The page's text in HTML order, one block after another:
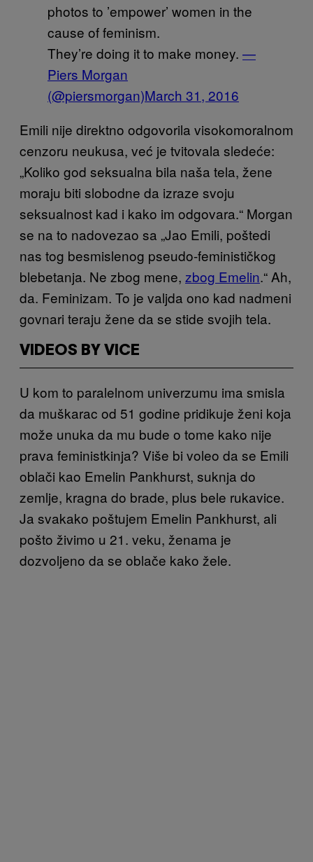
photos to ’empower’ women in the
cause of feminism.
They’re doing it to make money. —
Piers Morgan
(@piersmorgan)March 31, 2016
Emili nije direktno odgovorila visokomoralnom
cenzoru neukusa, već je tvitovala sledeće:
„Koliko god seksualna bila naša tela, žene
moraju biti slobodne da izraze svoju
seksualnost kad i kako im odgovara.“ Morgan
se na to nadovezao sa „Jao Emili, poštedi
nas tog besmislenog pseudo-feminističkog
blebetanja. Ne zbog mene, zbog Emelin.“ Ah,
da. Feminizam. To je valjda ono kad nadmeni
govnari teraju žene da se stide svojih tela.
VIDEOS BY VICE
U kom to paralelnom univerzumu ima smisla
da muškarac od 51 godine pridikuje ženi koja
može unuka da mu bude o tome kako nije
prava feministkinja? Više bi voleo da se Emili
oblači kao Emelin Pankhurst, suknja do
zemlje, kragna do brade, plus bele rukavice.
Ja svakako poštujem Emelin Pankhurst, ali
pošto živimo u 21. veku, ženama je
dozvoljeno da se oblače kako žele.